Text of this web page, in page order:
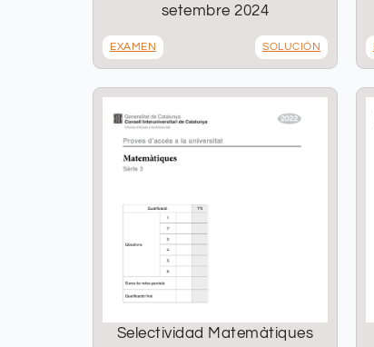
setembre 2024
EXAMEN SOLUCIÓN
Selectividad Matemàtiques